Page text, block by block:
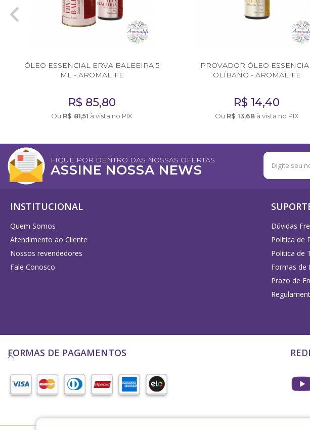
Flaconete Rosca 15
Pote 30 ml
Pote 33 ml
Diversos
DIVERSOS
Acessórios
Livros diversos
Presentes
Respira Plus e Lota
Vidraria
Cursos
ÓLEO ESSENCIAL ERVA BALEEIRA 5
ML - AROMALIFE
R$ 85,80
Ou R$ 81,51 à vista no PIX
PROVADOR ÓLEO
OLÍBANO - AROMALIFE
R$14,40
Ou R$ 13,68à vista no PIX
FIQUE POR DENTRO DAS NOSSAS OFERTAS
ASSINE NOSSA NEWS
INSTITUCIONAL
Quem Somos
Atendimento ao Cliente
Nossos revendedores
Fale Conosco
Dúvidas
Política de
Política de
Formas de
Prazo de
FORMAS DE PAGAMENTOS